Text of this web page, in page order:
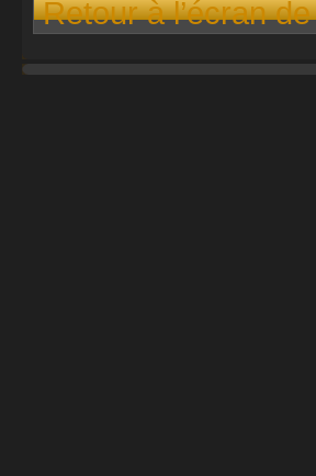
Retour à l’écran